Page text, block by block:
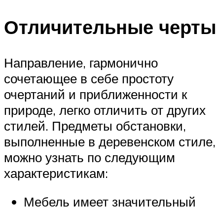
Отличительные черты
Направление, гармонично
сочетающее в себе простоту
очертаний и приближенности к
природе, легко отличить от других
стилей. Предметы обстановки,
выполненные в деревенском стиле,
можно узнать по следующим
характеристикам:
Мебель имеет значительный